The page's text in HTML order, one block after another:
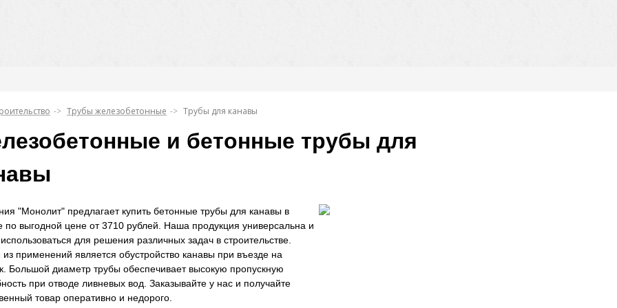
Трубы железобетонные Трубы для канавы
и бетонные трубы для
"Монолит" предлагает купить бетонные трубы для канавы в
по выгодной цене от 3710 рублей. Наша продукция универсальна и
для решения различных задач в строительстве.
применений является обустройство канавы при въезде на
Большой диаметр трубы обеспечивает высокую пропускную
при отводе ливневых вод. Заказывайте у нас и получайте
товар оперативно и недорого.